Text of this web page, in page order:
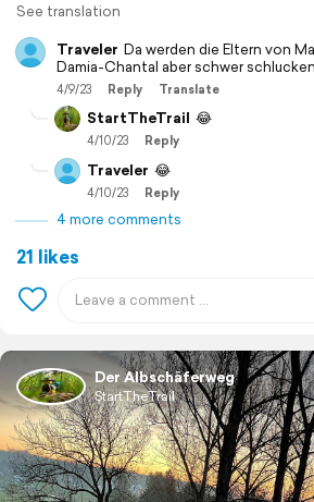
See translation
Traveler Da werden die Eltern von
Damia-Chantal aber schwer
4/9/23 Reply Translate
StartTheTrail 😂
4/10/23 Reply
Traveler 😂
4/10/23 Reply
4 more comments
21 likes
Der Albschäferweg
StartTheTrail